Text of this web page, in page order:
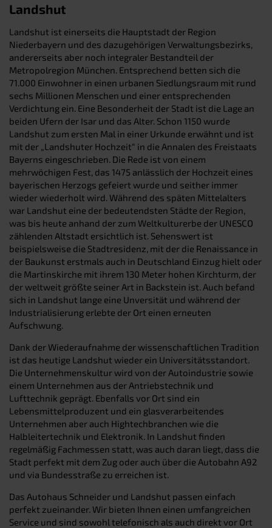
Landshut
Landshut ist einerseits die Hauptstadt der Region
Niederbayern und des dazugehörigen Verwaltungsbezirks,
andererseits aber noch integraler Bestandteil der
Metropolregion München. Entsprechend betten sich die
71.000 Einwohner in einen urbanen Siedlungsraum mit rund
sechs Millionen Menschen und einer entsprechenden
Verdichtung ein. Eine Besonderheit der Stadt ist die Lage an
beiden Ufern der Isar und das Alter. Schon 1150 wurde
Landshut zum ersten Mal in einer Urkunde erwähnt und ist
mit der „Landshuter Hochzeit“ in die Annalen des Freistaats
Bayerns eingeschrieben. Die Rede ist von einem
mehrwöchigen Fest, das 1475 anlässlich der Hochzeit eines
bayerischen Herzogs gefeiert wurde und seither immer
wieder wiederholt wird. Während des späten Mittelalters
war Landshut eine der bedeutendsten Städte der Region,
was bis heute anhand der zum Weltkulturerbe der UNESCO
zählenden Altstadt ersichtlich ist. Sehenswert ist
beispielsweise die Stadtresidenz, mit der die Renaissance in
der Baukunst erstmals auch in Deutschland Einzug hielt oder
die Martinskirche mit ihrem 130 Meter hohen Kirchturm, der
der weltweit größte seiner Art in Backstein ist. Auch befand
sich in Landshut lange eine Unversität und während der
Industrialisierung erlebte der Ort einen erneuten
Aufschwung.
Dank der Wiederaufnahme der wissenschaftlichen Tradition
ist das heutige Landshut wieder ein Universitätsstandort.
Die Unternehmenskultur wird von der Autoindustrie sowie
einem Unternehmen aus der Antriebstechnik und
Lufttechnik geprägt. Ebenfalls vor Ort sind ein
Lebensmittelproduzent und ein glasverarbeitendes
Unternehmen aber auch Hightechbranchen wie die
Halbleitertechnik und Elektronik. In Landshut finden
regelmäßig Fachmessen statt, was auch daran liegt, dass die
Stadt perfekt mit dem Zug oder auch über die Autobahn A92
und via Bundesstraße zu erreichen ist.
Das Autohaus Schneider und Landshut passen einfach
perfekt zueinander. Wir bieten Ihnen einen umfangreichen
Service und sind sowohl telefonisch als auch direkt vor Ort